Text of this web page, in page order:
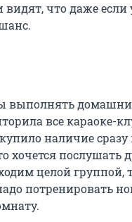
что даже если
выполнять
все караоке-
наличие сразу
хочется послушать
целой группой,
потренировать